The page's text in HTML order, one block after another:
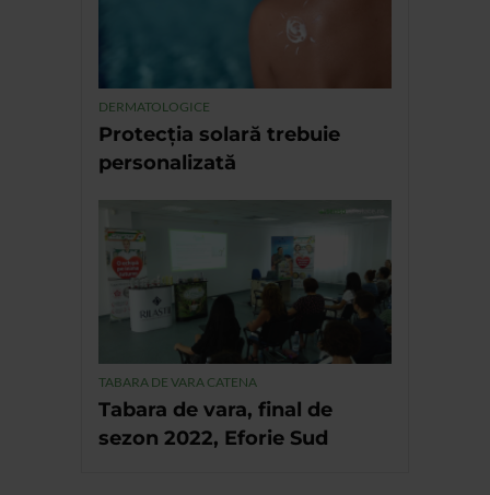
DERMATOLOGICE
Protecția solară trebuie
personalizată
TABARA DE VARA CATENA
Tabara de vara, final de
sezon 2022, Eforie Sud